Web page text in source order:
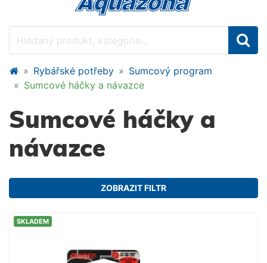
Rybářské potřeby
Sumcový program
Sumcové háčky a návazce
Sumcové háčky a
návazce
ZOBRAZIT FILTR
SKLADEM